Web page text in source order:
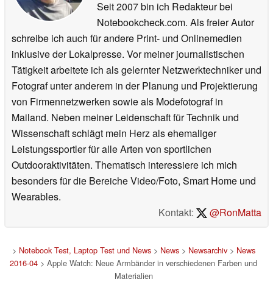
Seit 2007 bin ich Redakteur bei
Notebookcheck.com. Als freier Autor
schreibe ich auch für andere Print- und Onlinemedien
inklusive der Lokalpresse. Vor meiner journalistischen
Tätigkeit arbeitete ich als gelernter Netzwerktechniker und
Fotograf unter anderem in der Planung und Projektierung
von Firmennetzwerken sowie als Modefotograf in
Mailand. Neben meiner Leidenschaft für Technik und
Wissenschaft schlägt mein Herz als ehemaliger
Leistungssportler für alle Arten von sportlichen
Outdooraktivitäten. Thematisch interessiere ich mich
besonders für die Bereiche Video/Foto, Smart Home und
Wearables.
Kontakt:
@RonMatta
> Notebook Test, Laptop Test und News> News> Newsarchiv> News
2016-04 > Apple Watch: Neue Armbänder in verschiedenen Farben und
Materialien